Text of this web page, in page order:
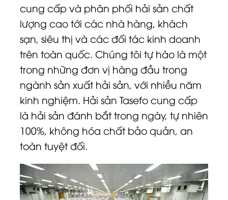
cung cấp và phân phối hải sản chất
lượng cao tới các nhà hàng, khách
sạn, siêu thị và các đối tác kinh doanh
trên toàn quốc. Chúng tôi tự hào là một
trong những đơn vị hàng đầu trong
ngành sản xuất hải sản, với nhiều năm
kinh nghiệm. Hải sản Tasefo cung cấp
là hải sản đánh bắt trong ngày, tự nhiên
100%, không hóa chất bảo quản, an
toàn tuyệt đối.